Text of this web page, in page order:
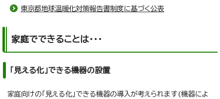
東京都地球温暖化対策報告書制度に基づく公表
家庭でできることは・・・
「見える化」できる機器の設置
家庭向けの「見える化」できる機器の導入が考えられます(機器によ